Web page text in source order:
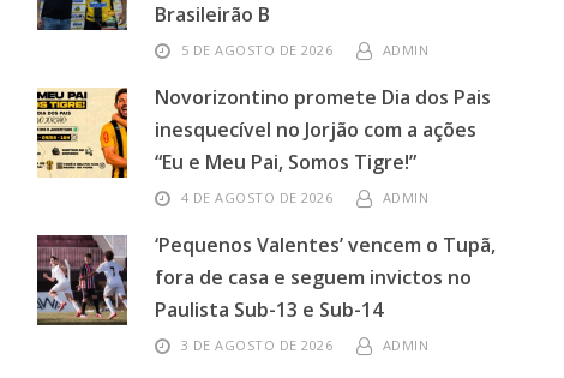
Brasileirão B
5 DE AGOSTO DE 2026 ADMIN
Novorizontino promete Dia dos Pais
inesquecível no Jorjão com a ações
“Eu e Meu Pai, Somos Tigre!”
4 DE AGOSTO DE 2026 ADMIN
‘Pequenos Valentes’ vencem o Tupã,
fora de casa e seguem invictos no
Paulista Sub-13 e Sub-14
3 DE AGOSTO DE 2026 ADMIN